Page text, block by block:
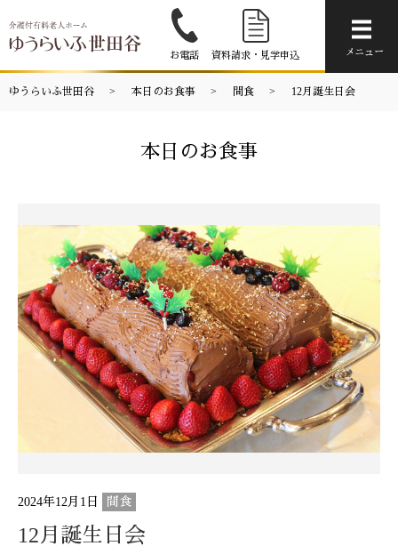
お電話 資料請求・見学申込 メニュー
ゆうらいふ世田谷 本日のお食事 間食 12月誕生日会
本日のお食事
2024年12月1日 間食
12月誕生日会